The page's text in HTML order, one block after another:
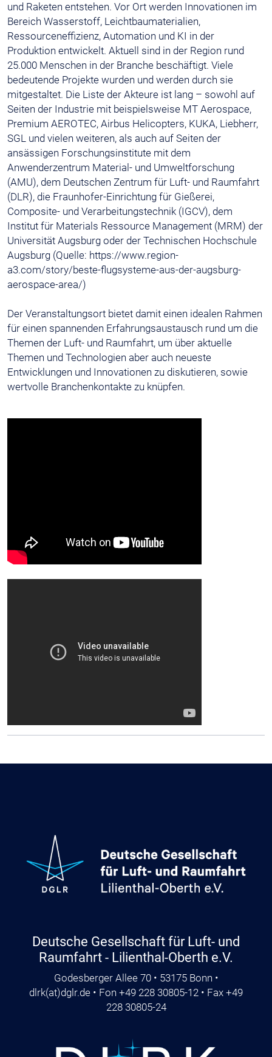
und Raketen entstehen. Vor Ort werden Innovationen im
Bereich Wasserstoff, Leichtbaumaterialien,
Ressourceneffizienz, Automation und KI in der
Produktion entwickelt. Aktuell sind in der Region rund
25.000 Menschen in der Branche beschäftigt. Viele
bedeutende Projekte wurden und werden durch sie
mitgestaltet. Die Liste der Akteure ist lang – sowohl auf
Seiten der Industrie mit beispielsweise MT Aerospace,
Premium AEROTEC, Airbus Helicopters, KUKA, Liebherr,
SGL und vielen weiteren, als auch auf Seiten der
ansässigen Forschungsinstitute mit dem
Anwenderzentrum Material- und Umweltforschung
(AMU), dem Deutschen Zentrum für Luft- und Raumfahrt
(DLR), die Fraunhofer-Einrichtung für Gießerei,
Composite- und Verarbeitungstechnik (IGCV), dem
Institut für Materials Ressource Management (MRM) der
Universität Augsburg oder der Technischen Hochschule
Augsburg (Quelle: https://www.region-
a3.com/story/beste-flugsysteme-aus-der-augsburg-
aerospace-area/)
Der Veranstaltungsort bietet damit einen idealen Rahmen
für einen spannenden Erfahrungsaustausch rund um die
Themen der Luft- und Raumfahrt, um über aktuelle
Themen und Technologien aber auch neueste
Entwicklungen und Innovationen zu diskutieren, sowie
wertvolle Branchenkontakte zu knüpfen.
Deutsche Gesellschaft für Luft- und
Raumfahrt - Lilienthal-Oberth e.V.
Godesberger Allee 70 • 53175 Bonn •
dlrk(at)dglr.de • Fon +49 228 30805-12 • Fax +49
228 30805-24